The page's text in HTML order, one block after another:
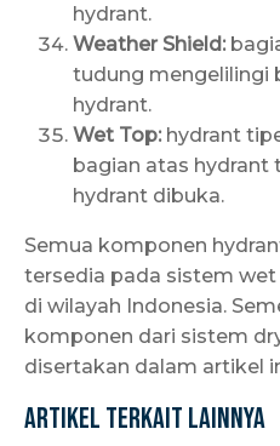
hydrant.
Weather Shield:
tudung mengelilingi
hydrant.
Wet Top: hydrant
bagian atas hydrant
hydrant dibuka.
Semua komponen
tersedia pada sistem
di wilayah Indonesia.
komponen dari sistem
disertakan dalam artikel
Artikel Terkait Lainnya